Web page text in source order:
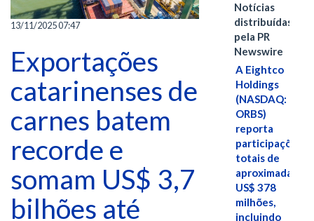
13/11/2025 07:47
Exportações
catarinenses de
carnes batem
recorde e
somam US$ 3,7
bilhões até
Notícias
distribuídas
pela PR
Newswire
A Eightco
Holdings
(NASDAQ:
ORBS)
reporta
participações
totais de
US$ 378
milhões,
incluindo